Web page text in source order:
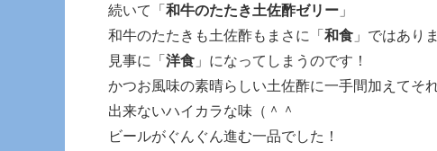
続いて「 和牛のたたき土佐酢ゼリー 」
和牛のたたきも土佐酢もまさに「 和食 」ではあり
見事に「 洋食 」になってしまうのです！
かつお風味の素晴らしい土佐酢に一手間加えてそ
出来ないハイカラな味（＾＾
ビールがぐんぐん進む一品でした！